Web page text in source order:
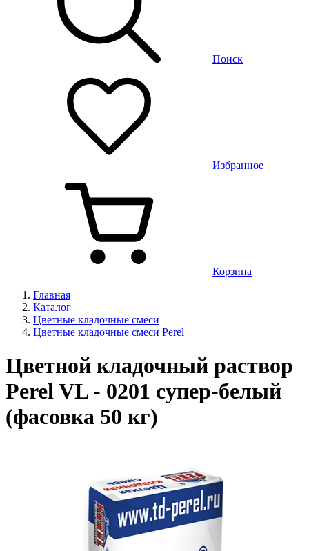
Поиск
Избранное
Корзина
Главная
Каталог
Цветные кладочные смеси
Цветные кладочные смеси Perel
Цветной кладочный раствор
Perel VL - 0201 супер-белый
(фасовка 50 кг)